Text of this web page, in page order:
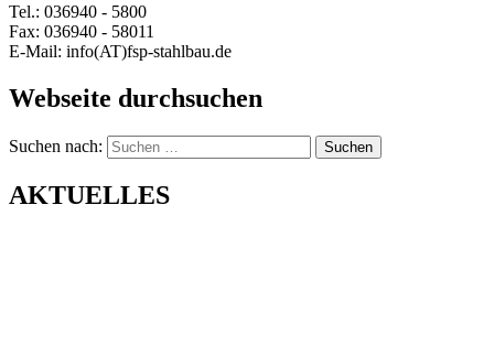
Tel.: 036940 - 5800
Fax: 036940 - 58011
E-Mail: info(AT)fsp-stahlbau.de
Webseite durchsuchen
Suchen nach:
AKTUELLES